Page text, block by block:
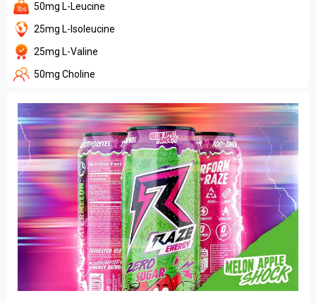
50mg L-Leucine
25mg L-Isoleucine
25mg L-Valine
50mg Choline